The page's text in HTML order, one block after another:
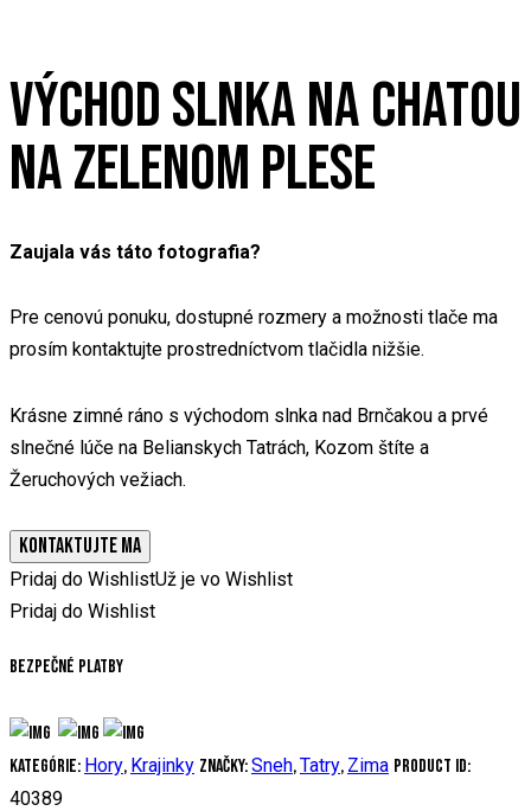
VÝCHOD SLNKA NA CHATOU
NA ZELENOM PLESE
Zaujala vás táto fotografia?
Pre cenovú ponuku, dostupné rozmery a možnosti tlače ma
prosím kontaktujte prostredníctvom tlačidla nižšie.
Krásne zimné ráno s východom slnka nad Brnčakou a prvé
slnečné lúče na Belianskych Tatrách, Kozom štíte a
Žeruchových vežiach.
KONTAKTUJTE MA
Pridaj do WishlistUž je vo Wishlist
Pridaj do Wishlist
Bezpečné platby
Kategórie: Hory, Krajinky Značky:Sneh,Tatry, Zima Product ID:
40389